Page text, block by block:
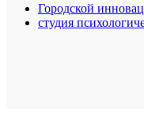
Городской
студия